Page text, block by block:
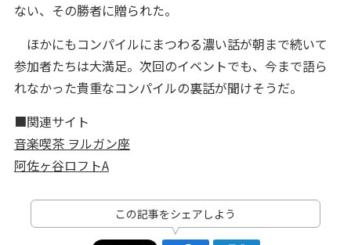
ない、その勝者に贈られた。
ほかにもコンパイルにまつわる濃い話が朝まで続いて
参加者たちは大満足。次回のイベントでも、今まで語ら
れなかった貴重なコンパイルの裏話が聞けそうだ。
■関連サイト
音楽喫茶 ヲルガン座
阿佐ヶ谷ロフトA
この記事をシェアしよう